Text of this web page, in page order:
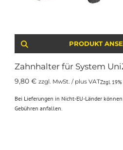
PRODUKT
Zahnhalter für System
9,80 € zzgl. MwSt. / plus VATZzgl.
Bei Lieferungen in Nicht-EU-Länder
Gebühren anfallen.